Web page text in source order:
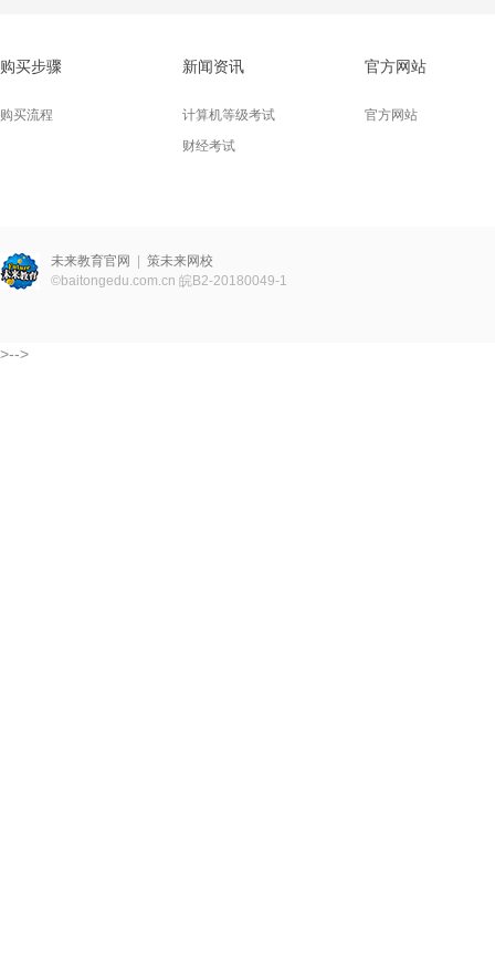
购买步骤
购买流程
新闻资讯
计算机等级考试
财经考试
官方网站
官方网站
未来教育官网
策未来网校
©baitongedu.com.cn 皖B2-20180049-1
>-->